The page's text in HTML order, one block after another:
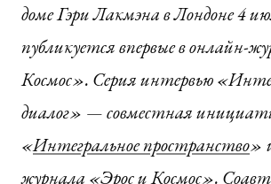
доме Гэри Лакмэна в Лондоне 4
публикуется впервые в онлайн-
Космос». Серия интервью
диалог» — совместная
«Интегральное пространство»
журнала «Эрос и Космос».